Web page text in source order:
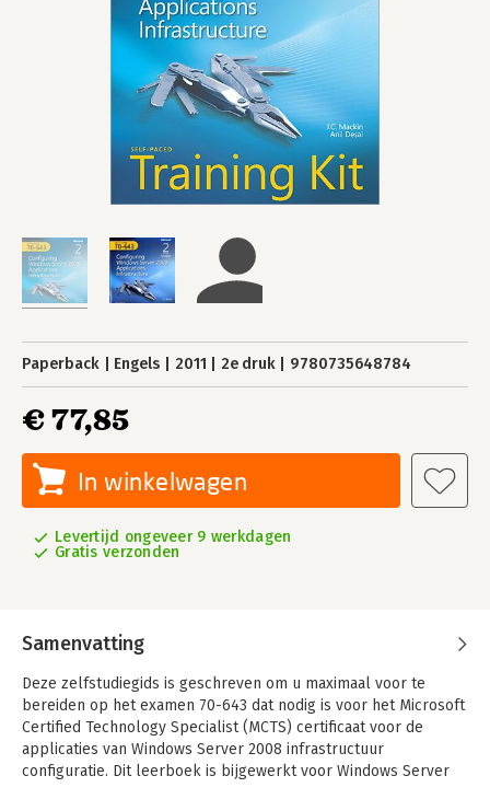
Paperback Engels 2011 2e druk 9780735648784
€ 77,85
In winkelwagen
Levertijd ongeveer 9 werkdagen
Gratis verzonden
Samenvatting
Deze zelfstudiegids is geschreven om u maximaal voor te
bereiden op het examen 70-643 dat nodig is voor het Microsoft
Certified Technology Specialist (MCTS) certificaat voor de
applicaties van Windows Server 2008 infrastructuur
configuratie. Dit leerboek is bijgewerkt voor Windows Server